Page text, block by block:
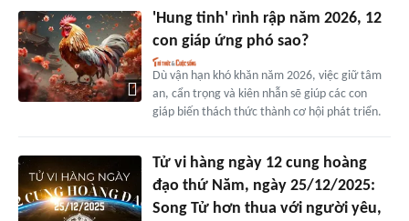
'Hung tinh' rình rập năm 2026, 12
con giáp ứng phó sao?
Dù vận hạn khó khăn năm 2026, việc giữ tâm
an, cẩn trọng và kiên nhẫn sẽ giúp các con
giáp biến thách thức thành cơ hội phát triển.
Tử vi hàng ngày 12 cung hoàng
đạo thứ Năm, ngày 25/12/2025:
Song Tử hơn thua với người yêu,